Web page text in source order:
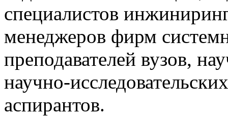
специалистов
менеджеров фирм
преподавателей вузов,
научно-
аспирантов.